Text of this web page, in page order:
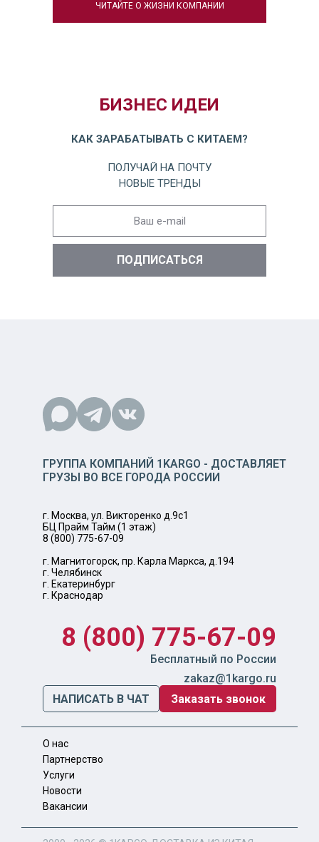
ЧИТАЙТЕ О ЖИЗНИ КОМПАНИИ
БИЗНЕС ИДЕИ
КАК ЗАРАБАТЫВАТЬ С КИТАЕМ?
ПОЛУЧАЙ НА ПОЧТУ
НОВЫЕ ТРЕНДЫ
ГРУППА КОМПАНИЙ 1KARGO - ДОСТАВЛЯЕТ
ГРУЗЫ ВО ВСЕ ГОРОДА РОССИИ
г. Москва, ул. Викторенко д.9с1
БЦ Прайм Тайм (1 этаж)
8 (800) 775-67-09
г. Магнитогорск, пр. Карла Маркса, д.194
г. Челябинск
г. Екатеринбург
г. Краснодар
8 (800) 775-67-09
Бесплатный по России
zakaz@1kargo.ru
НАПИСАТЬ В ЧАТ
Заказать звонок
О нас
Партнерство
Услуги
Новости
Вакансии